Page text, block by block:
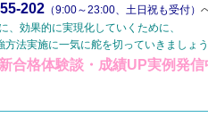
202 （9:00～23:00、土日祝も受付）
効果的に実現化していくために、
方法実施に一気に舵を切っていきましょ
合格体験談・成績UP実例発